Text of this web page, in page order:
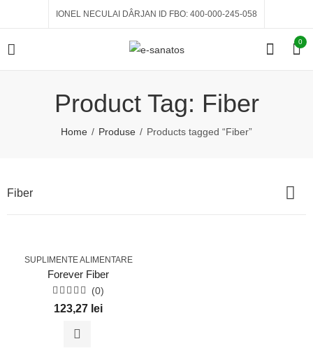
IONEL NECULAI DÂRJAN ID FBO: 400-000-245-058
0
Product Tag: Fiber
Home Produse Products tagged “Fiber”
Fiber
SUPLIMENTE ALIMENTARE
Forever Fiber
Evaluat
la
(0)
123,27 lei